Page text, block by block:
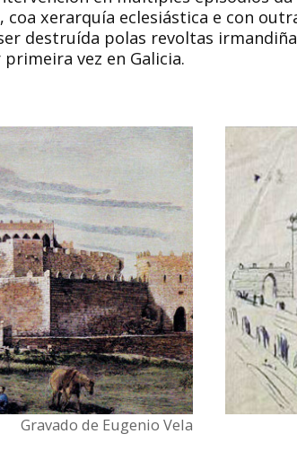
xerarquía eclesiástica e con
destruída polas revoltas
vez en Galicia.
Gravado de Eugenio Vela